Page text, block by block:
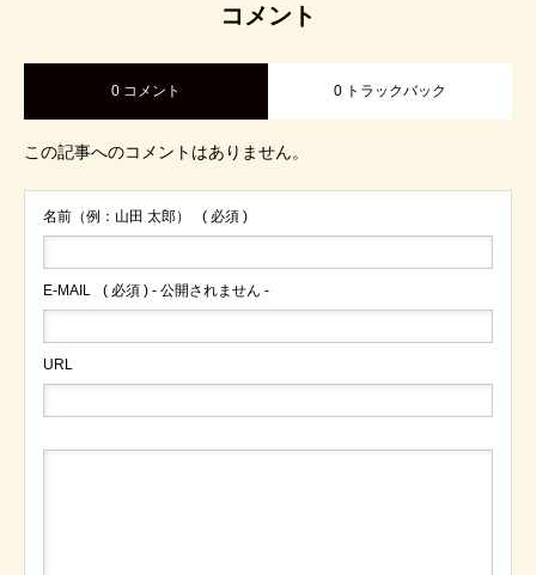
コメント
0 コメント 0 トラックバック
この記事へのコメントはありません。
名前（例：山田 太郎） ( 必須 )
E-MAIL ( 必須 ) - 公開されません -
URL